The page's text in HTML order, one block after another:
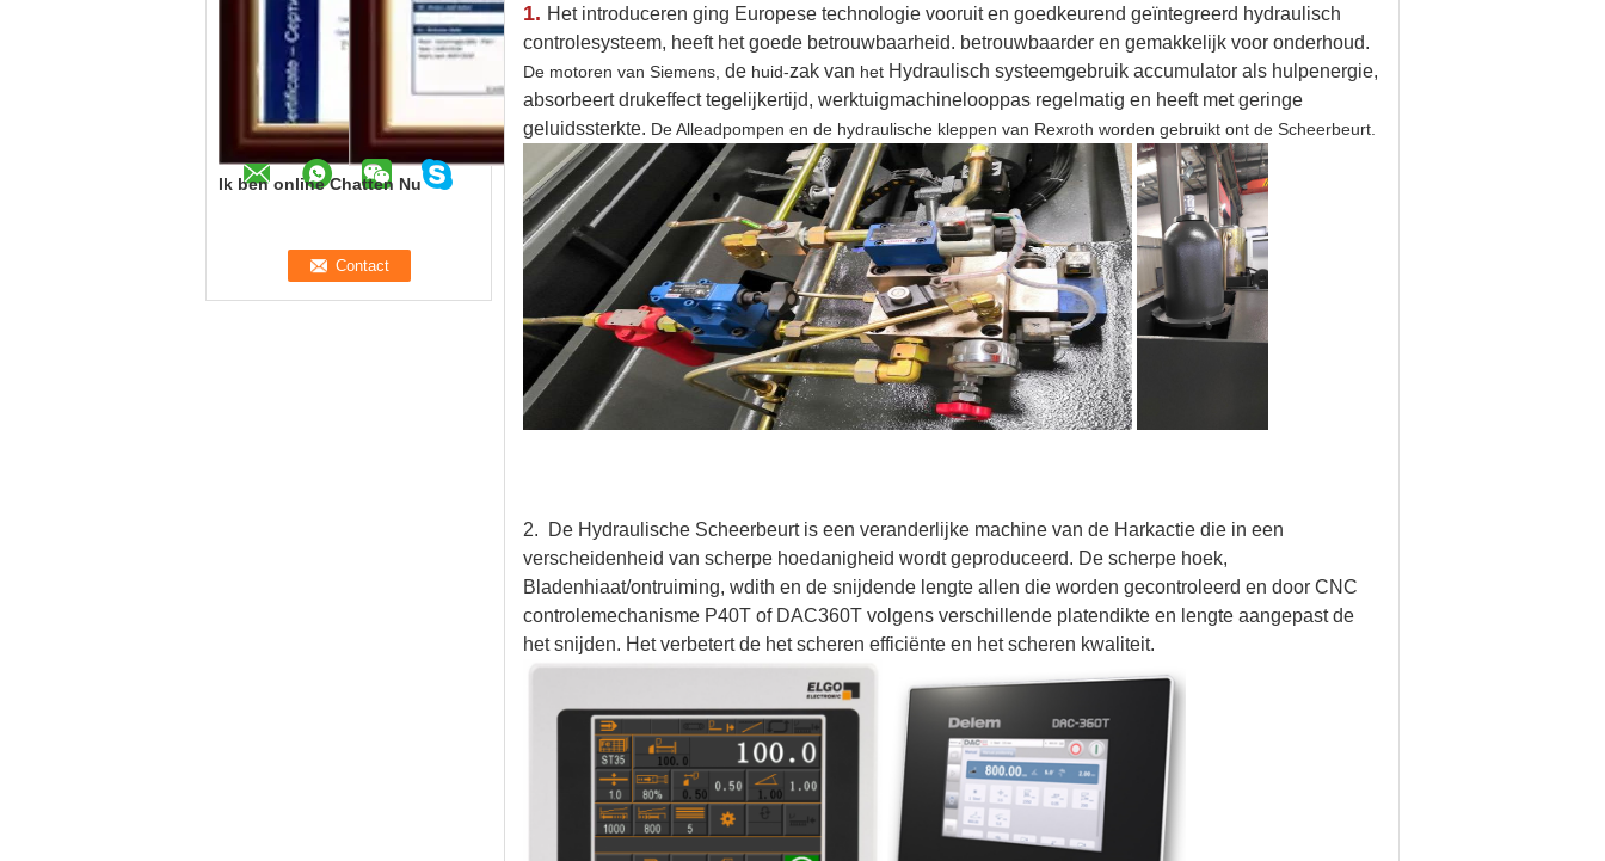
Ik ben online Chatten Nu
1. Het introduceren ging Europese technologie vooruit en goedkeurend geïntegreerd hydraulisch
controlesysteem, heeft het goede betrouwbaarheid. betrouwbaarder en gemakkelijk voor onderhoud.
De motoren van Siemens, de huid-zak van het Hydraulisch systeemgebruik accumulator als hulpenergie,
absorbeert drukeffect tegelijkertijd, werktuigmachinelooppas regelmatig en heeft met geringe
geluidssterkte. De Alleadpompen en de hydraulische kleppen van Rexroth worden gebruikt ont de Scheerbeurt.
2. De Hydraulische Scheerbeurt is een veranderlijke machine van de Harkactie die in een
verscheidenheid van scherpe hoedanigheid wordt geproduceerd. De scherpe hoek,
Bladenhiaat/ontruiming, wdith en de snijdende lengte allen die worden gecontroleerd en door CNC
controlemechanisme P40T of DAC360T volgens verschillende platendikte en lengte aangepast de
het snijden. Het verbetert de het scheren efficiënte en het scheren kwaliteit.